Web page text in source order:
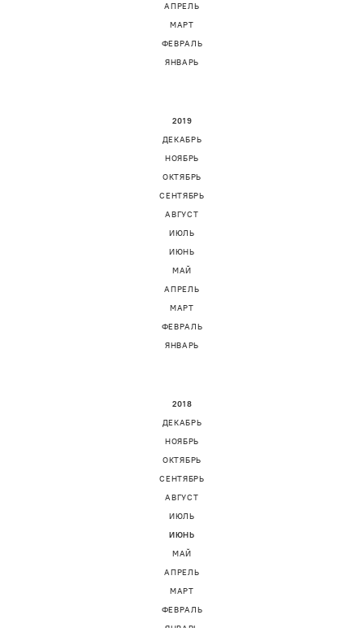
АПРЕЛЬ
МАРТ
ФЕВРАЛЬ
ЯНВАРЬ
2019
ДЕКАБРЬ
НОЯБРЬ
ОКТЯБРЬ
СЕНТЯБРЬ
АВГУСТ
ИЮЛЬ
ИЮНЬ
МАЙ
АПРЕЛЬ
МАРТ
ФЕВРАЛЬ
ЯНВАРЬ
2018
ДЕКАБРЬ
НОЯБРЬ
ОКТЯБРЬ
СЕНТЯБРЬ
АВГУСТ
ИЮЛЬ
ИЮНЬ
МАЙ
АПРЕЛЬ
МАРТ
ФЕВРАЛЬ